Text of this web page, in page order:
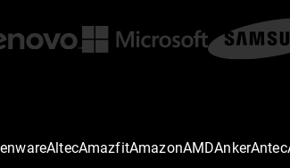
AltecAmazfitAmazonAMDAnkerAntec